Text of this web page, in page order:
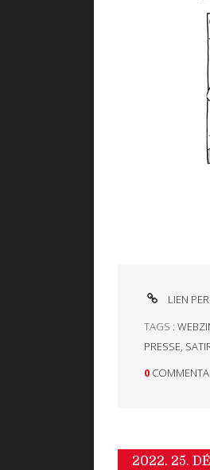
LIEN
TAGS :
PRESSE,
0
2022. 25.